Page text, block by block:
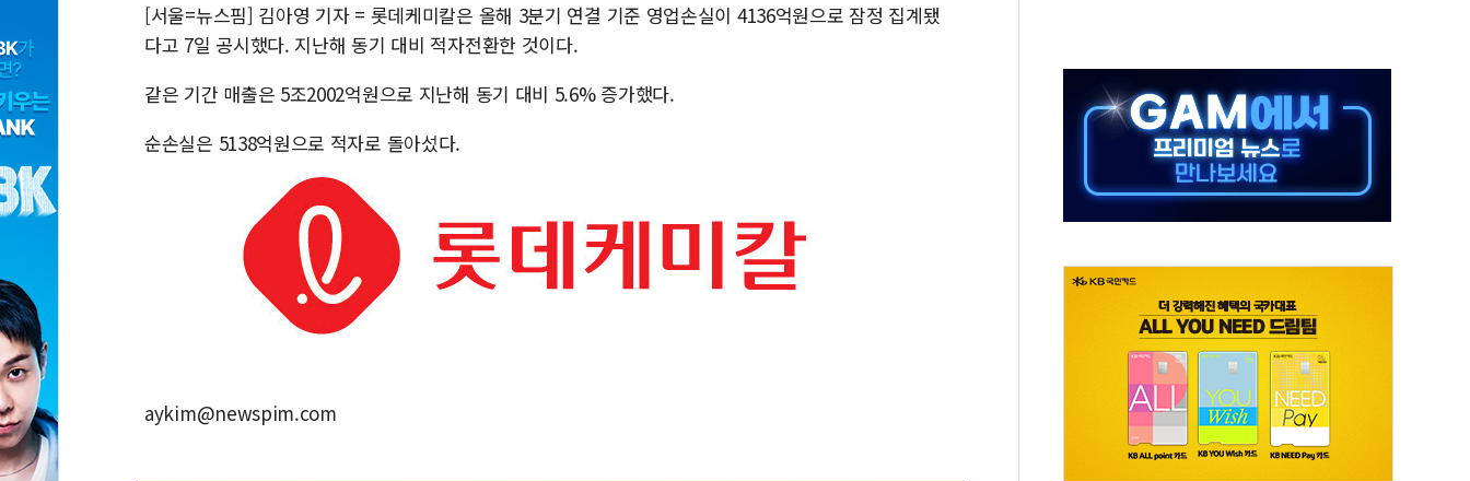
인천 선재도 갯벌서 해루질 중 실종 60대 나흘만에 숨진 채 발견
'화합' 꺼낸 김민석에 '뻔뻔' 받아친 정청래…제주 연설서 신경전 고조
[서울=뉴스핌] 김아영 기자 = 롯데케미칼은 올해 3분기 연결 기준 영업손실이 4136억원으로 잠정 집계됐
다고 7일 공시했다. 지난해 동기 대비 적자전환한 것이다.
같은 기간 매출은 5조2002억원으로 지난해 동기 대비 5.6% 증가했다.
순손실은 5138억원으로 적자로 돌아섰다.
aykim@newspim.com